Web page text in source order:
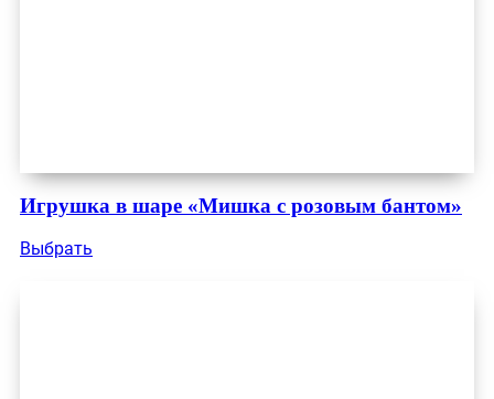
Игрушка в шаре «Мишка с розовым бантом»
Выбрать